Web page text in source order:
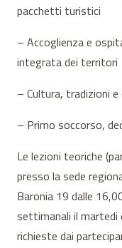
pacchetti turistici
– Accoglienza e
integrata dei territori
– Cultura, tradizioni e
– Primo soccorso,
Le lezioni teoriche
presso la sede
Baronia 19 dalle
settimanali il martedi
richieste dai